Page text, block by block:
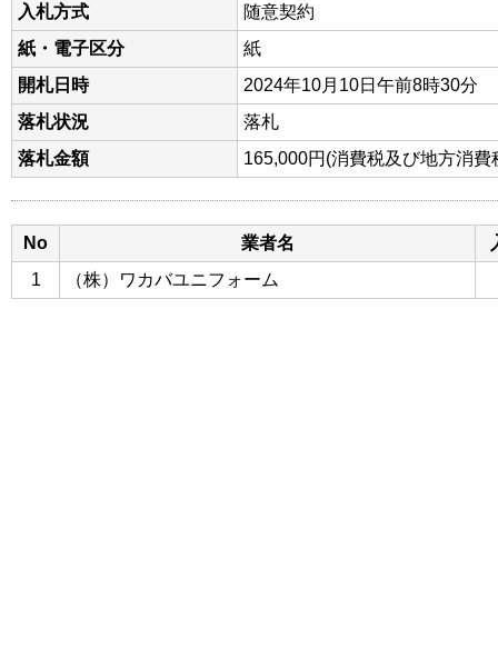
入札方式
随意契約
紙・電子区分
紙
開札日時
2024年10月10日午前8時30分
落札状況
落札
落札金額
165,000円(消費税及び地方消費
No 業者名
1
（株）ワカバユニフォーム